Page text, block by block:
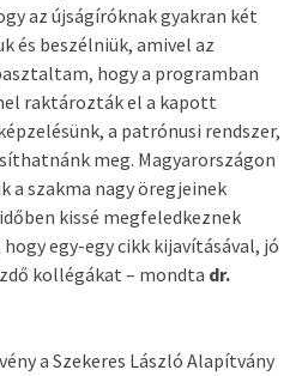
az újságíróknak gyakran két
és beszélniük, amivel az
hogy a programban
raktározták el a kapott
a patrónusi rendszer,
meg. Magyarországon
a szakma nagy öregjeinek
kissé megfeledkeznek
egy-egy cikk kijavításával, jó
kollégákat – mondta dr.
a Szekeres László Alapítvány